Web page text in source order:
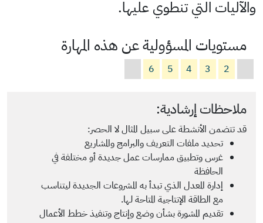
والآليات التي تنطوي عليها.
مستويات المسؤولية عن هذه المهارة
2
3
4
5
6
ملاحظات إرشادية:
قد تتضمن الأنشطة على سبيل المثال لا الحصر:
تحديد ملفات التعريف والبرامج والمشاريع
غرس وتطبيق ممارسات عمل جديدة أو مختلفة في
الحافظة
إدارة المعدل الذي تبدأ به المشروعات الجديدة ليتناسب
مع الطاقة الإنتاجية المتاحة لها.
تقديم المشورة بشأن وضع وإنتاج وتنفيذ خطط الأعمال